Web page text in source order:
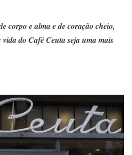
corpo e alma e de coração cheio,
do Café Ceuta seja uma mais